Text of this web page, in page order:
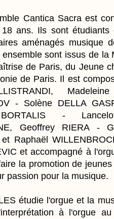
Cantica Sacra est
ans. Ils sont étudiants
aménagés musique
sont issus de la
de Paris, du Jeune
de Paris. Il est
- Solène DELLA
-
Geoffrey RIERA -
et Raphaël
et accompagné à
la promotion de
passion pour la musique.
étudie l'orgue et la
à l'orgue